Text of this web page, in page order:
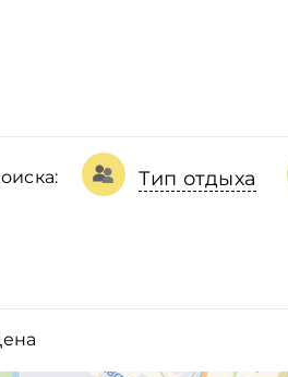
Тип отдыха